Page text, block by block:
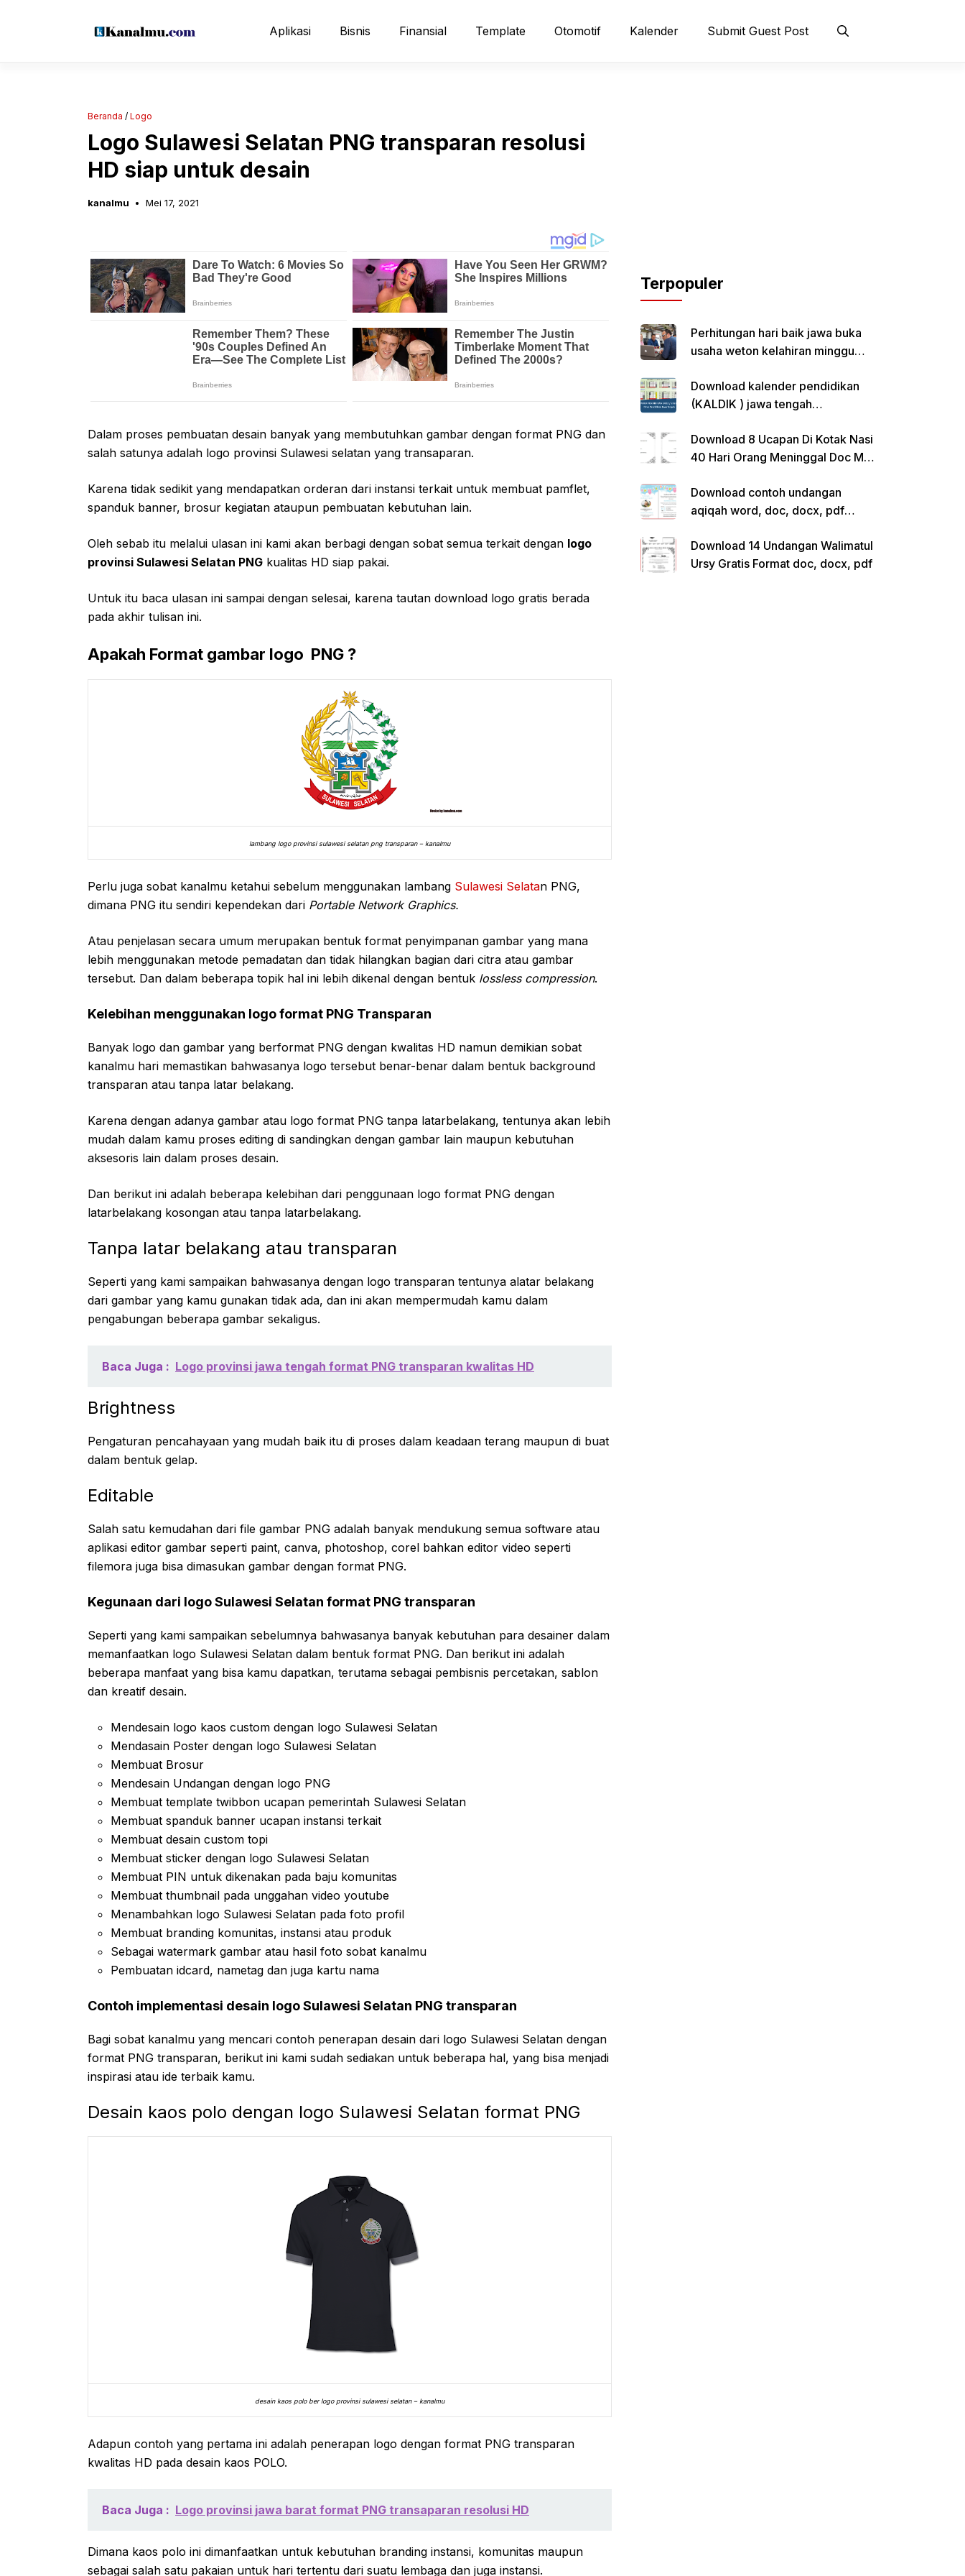
Aplikasi Bisnis Finansial Template Otomotif Kalender Submit Guest Post
Beranda / Logo
Logo Sulawesi Selatan PNG transparan resolusi
HD siap untuk desain
kanalmu Mei 17, 2021
Dalam proses pembuatan desain banyak yang membutuhkan gambar dengan format PNG dan
salah satunya adalah logo provinsi Sulawesi selatan yang transaparan.
Karena tidak sedikit yang mendapatkan orderan dari instansi terkait untuk membuat pamflet,
spanduk banner, brosur kegiatan ataupun pembuatan kebutuhan lain.
Oleh sebab itu melalui ulasan ini kami akan berbagi dengan sobat semua terkait dengan logo
provinsi Sulawesi Selatan PNG kualitas HD siap pakai.
Untuk itu baca ulasan ini sampai dengan selesai, karena tautan download logo gratis berada
pada akhir tulisan ini.
Apakah Format gambar logo PNG ?
lambang logo provinsi sulawesi selatan png transparan – kanalmu
Perlu juga sobat kanalmu ketahui sebelum menggunakan lambang Sulawesi Selatan PNG,
dimana PNG itu sendiri kependekan dari Portable Network Graphics.
Atau penjelasan secara umum merupakan bentuk format penyimpanan gambar yang mana
lebih menggunakan metode pemadatan dan tidak hilangkan bagian dari citra atau gambar
tersebut. Dan dalam beberapa topik hal ini lebih dikenal dengan bentuk lossless compression.
Kelebihan menggunakan logo format PNG Transparan
Banyak logo dan gambar yang berformat PNG dengan kwalitas HD namun demikian sobat
kanalmu hari memastikan bahwasanya logo tersebut benar-benar dalam bentuk background
transparan atau tanpa latar belakang.
Karena dengan adanya gambar atau logo format PNG tanpa latarbelakang, tentunya akan lebih
mudah dalam kamu proses editing di sandingkan dengan gambar lain maupun kebutuhan
aksesoris lain dalam proses desain.
Dan berikut ini adalah beberapa kelebihan dari penggunaan logo format PNG dengan
latarbelakang kosongan atau tanpa latarbelakang.
Tanpa latar belakang atau transparan
Seperti yang kami sampaikan bahwasanya dengan logo transparan tentunya alatar belakang
dari gambar yang kamu gunakan tidak ada, dan ini akan mempermudah kamu dalam
pengabungan beberapa gambar sekaligus.
Baca Juga : Logo provinsi jawa tengah format PNG transparan kwalitas HD
Brightness
Pengaturan pencahayaan yang mudah baik itu di proses dalam keadaan terang maupun di buat
dalam bentuk gelap.
Editable
Salah satu kemudahan dari file gambar PNG adalah banyak mendukung semua software atau
aplikasi editor gambar seperti paint, canva, photoshop, corel bahkan editor video seperti
filemora juga bisa dimasukan gambar dengan format PNG.
Kegunaan dari logo Sulawesi Selatan format PNG transparan
Seperti yang kami sampaikan sebelumnya bahwasanya banyak kebutuhan para desainer dalam
memanfaatkan logo Sulawesi Selatan dalam bentuk format PNG. Dan berikut ini adalah
beberapa manfaat yang bisa kamu dapatkan, terutama sebagai pembisnis percetakan, sablon
dan kreatif desain.
Mendesain logo kaos custom dengan logo Sulawesi Selatan
Mendasain Poster dengan logo Sulawesi Selatan
Membuat Brosur
Mendesain Undangan dengan logo PNG
Membuat template twibbon ucapan pemerintah Sulawesi Selatan
Membuat spanduk banner ucapan instansi terkait
Membuat desain custom topi
Membuat sticker dengan logo Sulawesi Selatan
Membuat PIN untuk dikenakan pada baju komunitas
Membuat thumbnail pada unggahan video youtube
Menambahkan logo Sulawesi Selatan pada foto profil
Membuat branding komunitas, instansi atau produk
Sebagai watermark gambar atau hasil foto sobat kanalmu
Pembuatan idcard, nametag dan juga kartu nama
Contoh implementasi desain logo Sulawesi Selatan PNG transparan
Bagi sobat kanalmu yang mencari contoh penerapan desain dari logo Sulawesi Selatan dengan
format PNG transparan, berikut ini kami sudah sediakan untuk beberapa hal, yang bisa menjadi
inspirasi atau ide terbaik kamu.
Desain kaos polo dengan logo Sulawesi Selatan format PNG
desain kaos polo ber logo provinsi sulawesi selatan – kanalmu
Adapun contoh yang pertama ini adalah penerapan logo dengan format PNG transparan
kwalitas HD pada desain kaos POLO.
Baca Juga : Logo provinsi jawa barat format PNG transaparan resolusi HD
Dimana kaos polo ini dimanfaatkan untuk kebutuhan branding instansi, komunitas maupun
sebagai salah satu pakaian untuk hari tertentu dari suatu lembaga dan juga instansi.
Terpopuler
Perhitungan hari baik jawa buka
usaha weton kelahiran minggu
Download kalender pendidikan
(KALDIK ) jawa tengah
Download 8 Ucapan Di Kotak Nasi
40 Hari Orang Meninggal Doc Ms.
Download contoh undangan
aqiqah word, doc, docx, pdf
Download 14 Undangan Walimatul
Ursy Gratis Format doc, docx, pdf